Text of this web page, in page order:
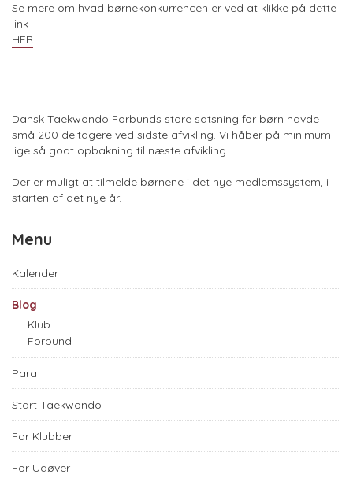
Se mere om hvad børnekonkurrencen er ved at klikke på dette
link
HER
Dansk Taekwondo Forbunds store satsning for børn havde
små 200 deltagere ved sidste afvikling. Vi håber på minimum
lige så godt opbakning til næste afvikling.
Der er muligt at tilmelde børnene i det nye medlemssystem, i
starten af det nye år.
Menu
Kalender
Blog
Klub
Forbund
Para
Start Taekwondo
For Klubber
For Udøver